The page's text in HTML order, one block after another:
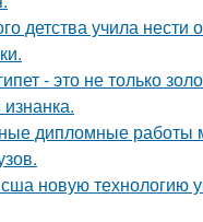
детства учила нести
- это не только
дипломные работы
новую технологию